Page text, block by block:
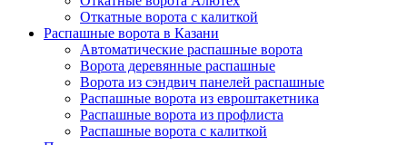
Откатные ворота с калиткой
Распашные ворота в Казани
Автоматические распашные ворота
Ворота деревянные распашные
Ворота из сэндвич панелей распашные
Распашные ворота из евроштакетника
Распашные ворота из профлиста
Распашные ворота с калиткой